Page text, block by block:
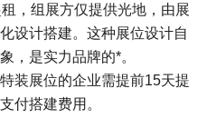
，组展方仅提供光地，由展
设计搭建。这种展位设计自
，是实力品牌的*。
装展位的企业需提前15天提
付搭建费用。